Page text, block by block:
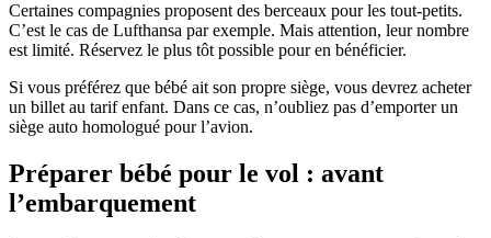
Certaines compagnies proposent des berceaux pour les tout-petits.
C’est le cas de Lufthansa par exemple. Mais attention, leur nombre
est limité. Réservez le plus tôt possible pour en bénéficier.
Si vous préférez que bébé ait son propre siège, vous devrez acheter
un billet au tarif enfant. Dans ce cas, n’oubliez pas d’emporter un
siège auto homologué pour l’avion.
Préparer bébé pour le vol : avant
l’embarquement